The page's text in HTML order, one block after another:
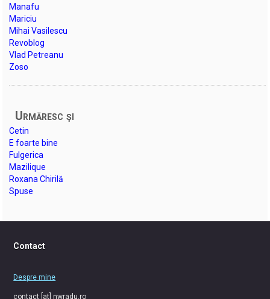
Manafu
Mariciu
Mihai Vasilescu
Revoblog
Vlad Petreanu
Zoso
Urmăresc şi
Cetin
E foarte bine
Fulgerica
Mazilique
Roxana Chirilă
Spuse
Contact
Despre mine
contact [at] nwradu.ro